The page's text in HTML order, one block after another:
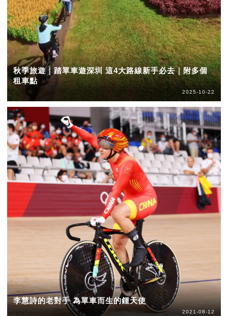
秋季旅遊｜踏單車遊深圳 這4大路線新手必去｜附多個
租車點
2025-10-22
李慧詩的老對手 為單車而生的鍾天使
2021-08-12